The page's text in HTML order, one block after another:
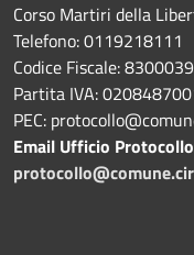
Corso Martiri della
Telefono: 0119218111
Codice Fiscale:
Partita IVA:
PEC:
Email Ufficio Protocollo